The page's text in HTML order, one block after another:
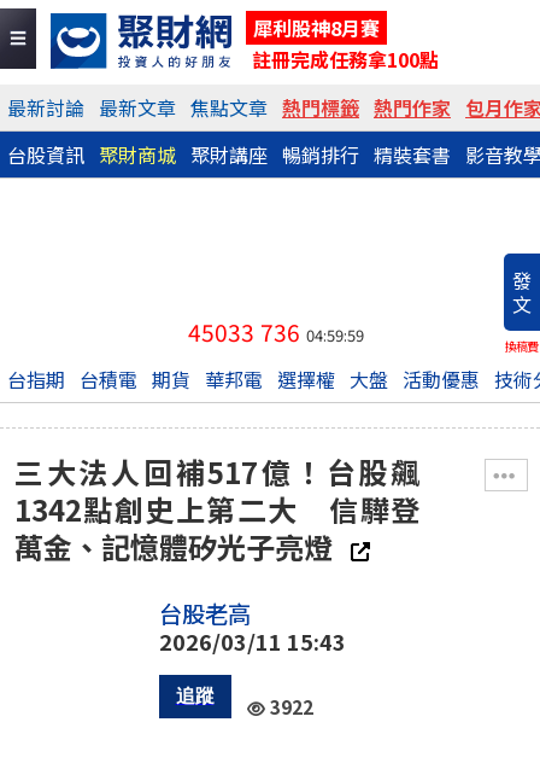
犀利股神8月賽
註冊完成任務拿100點
最新討論 最新文章 焦點文章 熱門標籤 熱門作家 包月作
台股資訊 聚財商城 聚財講座 暢銷排行 精裝套書 影音教
發
文
換稿費
45033 736 04:59:59
台指期 台積電 期貨 華邦電 選擇權 大盤 活動優惠 技術
三大法人回補517億！台股飆
1342點創史上第二大 信驊登
萬金、記憶體矽光子亮燈
台股老高
2026/03/11 15:43
3922